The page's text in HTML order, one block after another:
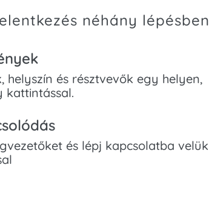
néhány lépésben
helyszín és résztvevők egy helyen,
kattintással.
és lépj kapcsolatba velük